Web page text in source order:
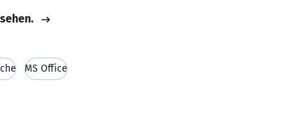
MS Office